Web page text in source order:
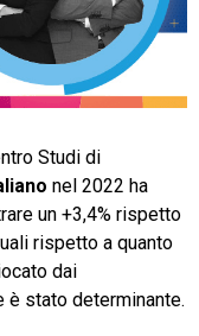
Studi di
nel 2022 ha
un +3,4% rispetto
rispetto a quanto
dai
stato determinante.